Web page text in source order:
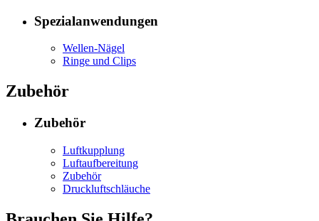
Spezialanwendungen
Wellen-Nägel
Ringe und Clips
Zubehör
Zubehör
Luftkupplung
Luftaufbereitung
Zubehör
Druckluftschläuche